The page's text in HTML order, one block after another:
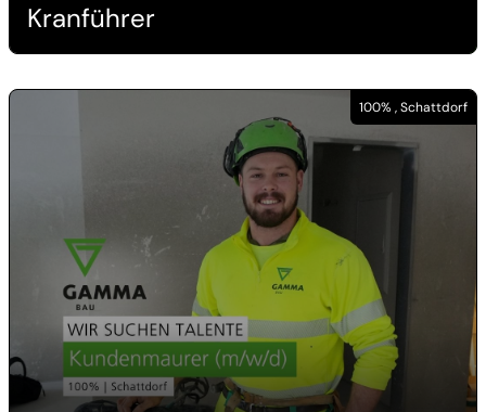
Kranführer
100% , Schattdorf